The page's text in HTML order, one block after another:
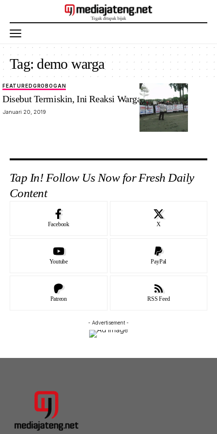
Tag: demo warga
FEATUREDGROBOGAN
Disebut Termiskin, Ini Reaksi Warga Grobogan
Januari 20, 2019
Tap In! Follow Us Now for Fresh Daily
Content
Facebook X
Youtube PayPal
Patreon RSS Feed
- Advertisement -